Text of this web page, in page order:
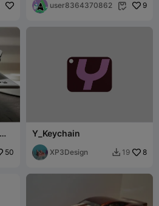
user8364370862  9
50
Y_Keychain
XP3Design  19 8